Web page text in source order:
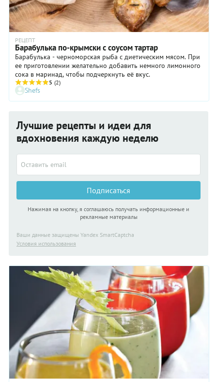
РЕЦЕПТ
Барабулька по-крымски с соусом тартар
Барабулька - черноморская рыба с диетическим мясом. При
ее приготовлении желательно добавить немного лимонного
сока в маринад, чтобы подчеркнуть её вкус.
5 (2)
Shefs
Лучшие рецепты и идеи для
вдохновения каждую неделю
Подписаться
Нажимая на кнопку, я соглашаюсь получать информационные и
рекламные материалы
Ваши данные защищены Yandex SmartCaptcha
Условия использования